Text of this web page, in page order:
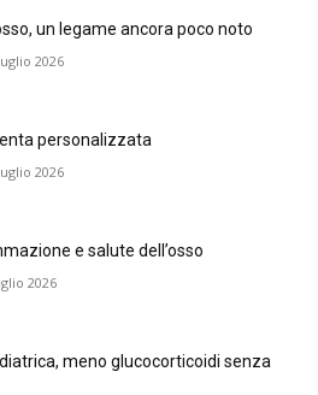
un legame ancora poco noto
2026
personalizzata
2026
e salute dell’osso
2026
meno glucocorticoidi senza